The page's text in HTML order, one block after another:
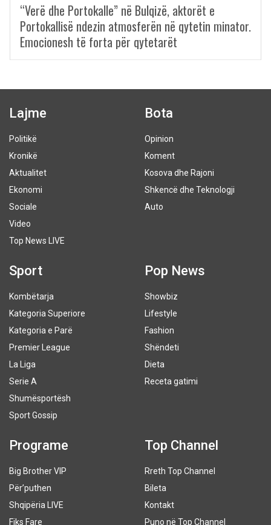
“Verë dhe Portokalle” në Bulqizë, aktorët e
Portokallisë ndezin atmosferën në qytetin minator.
Emocionesh të forta për qytetarët
Lajme
Politikë
Kronikë
Aktualitet
Ekonomi
Sociale
Video
Top News LIVE
Bota
Opinion
Koment
Kosova dhe Rajoni
Shkencë dhe Teknologji
Auto
Sport
Kombëtarja
Kategoria Superiore
Kategoria e Parë
Premier League
La Liga
Serie A
Shumësportësh
Sport Gossip
Pop News
Showbiz
Lifestyle
Fashion
Shëndeti
Dieta
Receta gatimi
Programe
Big Brother VIP
Për’puthen
Shqipëria LIVE
Fiks Fare
Top Channel
Rreth Top Channel
Bileta
Kontakt
Puno në Top Channel